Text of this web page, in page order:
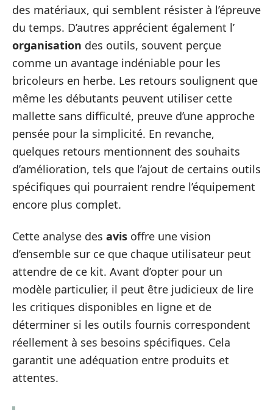
des matériaux, qui semblent résister à l’épreuve
du temps. D’autres apprécient également l’
organisation des outils, souvent perçue
comme un avantage indéniable pour les
bricoleurs en herbe. Les retours soulignent que
même les débutants peuvent utiliser cette
mallette sans difficulté, preuve d’une approche
pensée pour la simplicité. En revanche,
quelques retours mentionnent des souhaits
d’amélioration, tels que l’ajout de certains outils
spécifiques qui pourraient rendre l’équipement
encore plus complet.
Cette analyse des avis offre une vision
d’ensemble sur ce que chaque utilisateur peut
attendre de ce kit. Avant d’opter pour un
modèle particulier, il peut être judicieux de lire
les critiques disponibles en ligne et de
déterminer si les outils fournis correspondent
réellement à ses besoins spécifiques. Cela
garantit une adéquation entre produits et
attentes.